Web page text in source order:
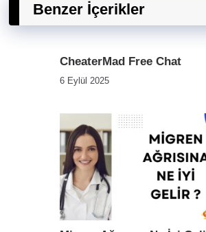
Benzer İçerikler
CheaterMad Free Chat
6 Eylül 2025